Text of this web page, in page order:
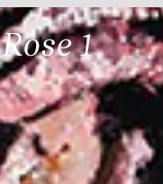
Rose 1